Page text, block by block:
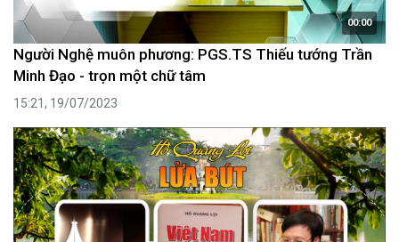
00:00
Người Nghệ muôn phương: PGS.TS Thiếu tướng Trần
Minh Đạo - trọn một chữ tâm
15:21, 19/07/2023